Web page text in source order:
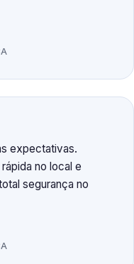
expectativas.
no local e
segurança no